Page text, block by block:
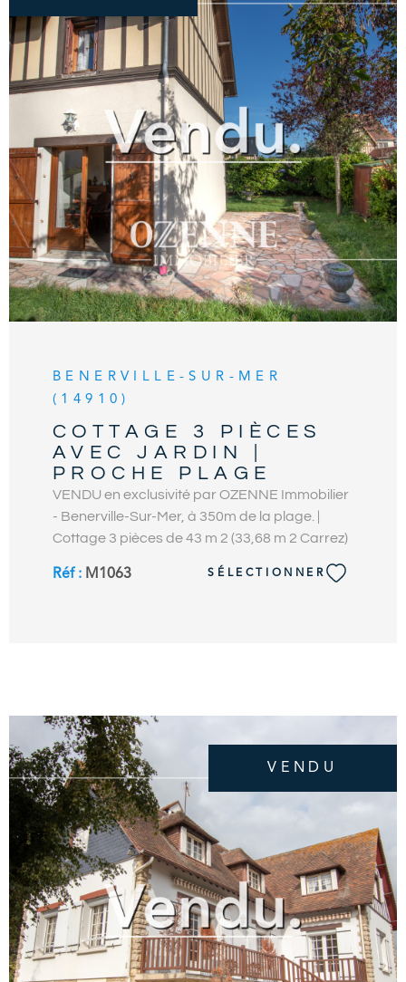
Exclusif : 02.31.81.05.05.
BENERVILLE-SUR-MER
(14910)
COTTAGE 3 PIÈCES
AVEC JARDIN |
PROCHE PLAGE
VENDU en exclusivité par OZENNE Immobilier
- Benerville-Sur-Mer, à 350m de la plage. |
Cottage 3 pièces de 43 m 2 (33,68 m 2 Carrez)
à rénover avec vaste jardin privatif d’env. 110
m 2 plein Sud. Réparti sur 3 niveaux, ce
Rénovation à prévoir. À l’extérieur, agréable
jardin clos privatif avec terrasse entretenu par
la copropriété. Une place de parking privative
complète ce bien. Située dans une petite
copropriété, à quelques pas des commerces,
de la plage et à seulement 1,5 km du centre-
ville de Deauville. À seulement 350m, l a plage
est accessible par un agréable chemin
piétonnier. OZENNE Immobilier, Votre Agence
Immobilière en bord de mer. Contact Exclusif :
02.31.81.05.05. Les informations sur les risques
auxquels ce bien est exposé sont disponibles
sur le site Géorisques
Réf : M1063 SÉLECTIONNER
VOIR LE BIEN
VENDU
VOIR LE BIEN